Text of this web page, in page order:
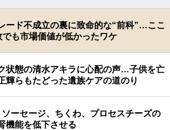
ード不成立の裏に致命的な“前科”…ここ
でも市場価値が低かったワケ
状態の清水アキラに心配の声…子供を亡
輝らもたどった遺族ケアの道のり
ーセージ、ちくわ、プロセスチーズの
機能を低下させる